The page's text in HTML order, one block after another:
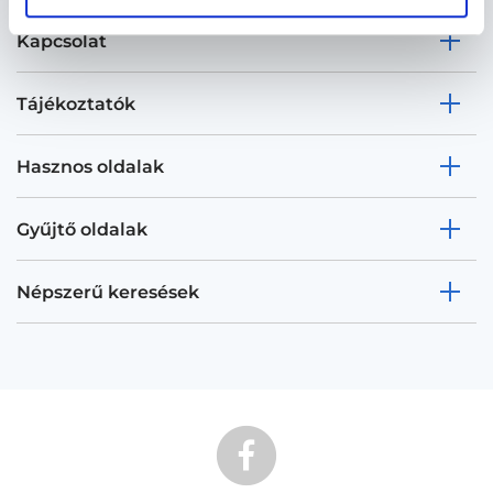
Kapcsolat
Tájékoztatók
Hasznos oldalak
Gyűjtő oldalak
Népszerű keresések